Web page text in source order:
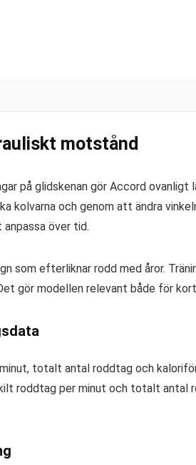
motstånd
på glidskenan gör Accord
kolvarna och genom att ändra
över tid.
som efterliknar rodd med åror.
gör modellen relevant både för
totalt antal roddtag och
roddtag per minut och totalt